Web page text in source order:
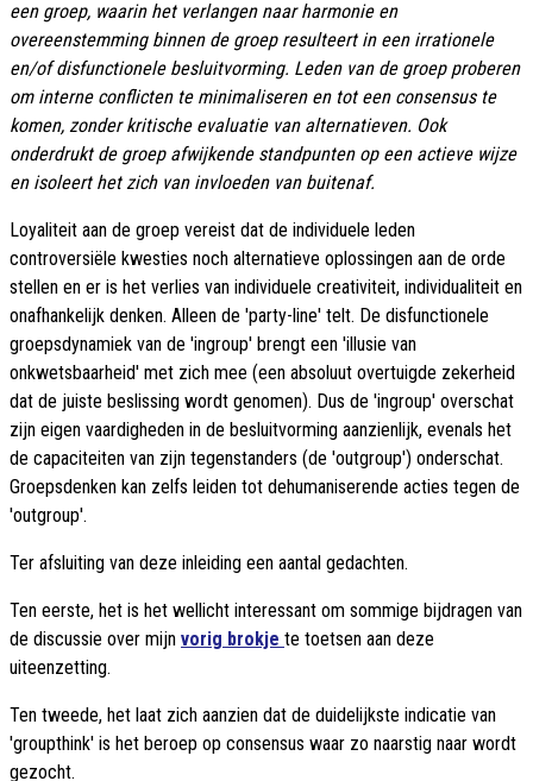
een groep, waarin het verlangen naar harmonie en
overeenstemming binnen de groep resulteert in een irrationele
en/of disfunctionele besluitvorming. Leden van de groep proberen
om interne conflicten te minimaliseren en tot een consensus te
komen, zonder kritische evaluatie van alternatieven. Ook
onderdrukt de groep afwijkende standpunten op een actieve wijze
en isoleert het zich van invloeden van buitenaf.
Loyaliteit aan de groep vereist dat de individuele leden
controversiële kwesties noch alternatieve oplossingen aan de orde
stellen en er is het verlies van individuele creativiteit, individualiteit en
onafhankelijk denken. Alleen de 'party-line' telt. De disfunctionele
groepsdynamiek van de 'ingroup' brengt een 'illusie van
onkwetsbaarheid' met zich mee (een absoluut overtuigde zekerheid
dat de juiste beslissing wordt genomen). Dus de 'ingroup' overschat
zijn eigen vaardigheden in de besluitvorming aanzienlijk, evenals het
de capaciteiten van zijn tegenstanders (de 'outgroup') onderschat.
Groepsdenken kan zelfs leiden tot dehumaniserende acties tegen de
'outgroup'.
Ter afsluiting van deze inleiding een aantal gedachten.
Ten eerste, het is het wellicht interessant om sommige bijdragen van
de discussie over mijn vorig brokje te toetsen aan deze
uiteenzetting.
Ten tweede, het laat zich aanzien dat de duidelijkste indicatie van
'groupthink' is het beroep op consensus waar zo naarstig naar wordt
gezocht.